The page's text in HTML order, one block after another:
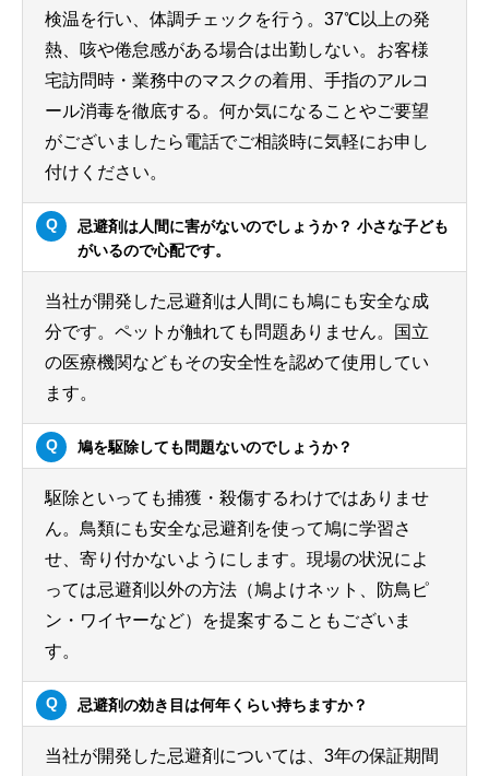
検温を行い、体調チェックを行う。37℃以上の発
熱、咳や倦怠感がある場合は出勤しない。お客様
宅訪問時・業務中のマスクの着用、手指のアルコ
ール消毒を徹底する。何か気になることやご要望
がございましたら電話でご相談時に気軽にお申し
付けください。
忌避剤は人間に害がないのでしょうか？ 小さな子ども
がいるので心配です。
当社が開発した忌避剤は人間にも鳩にも安全な成
分です。ペットが触れても問題ありません。国立
の医療機関などもその安全性を認めて使用してい
ます。
鳩を駆除しても問題ないのでしょうか？
駆除といっても捕獲・殺傷するわけではありませ
ん。鳥類にも安全な忌避剤を使って鳩に学習さ
せ、寄り付かないようにします。現場の状況によ
っては忌避剤以外の方法（鳩よけネット、防鳥ピ
ン・ワイヤーなど）を提案することもございま
す。
忌避剤の効き目は何年くらい持ちますか？
当社が開発した忌避剤については、3年の保証期間